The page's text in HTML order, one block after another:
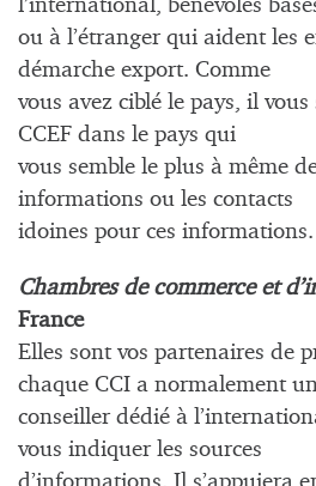
l’international, bénévoles
ou à l’étranger qui aident les
démarche export. Comme
vous avez ciblé le pays, il
CCEF dans le pays qui
vous semble le plus à même
informations ou les contacts
idoines pour ces informations.
Chambres de commerce et
France
Elles sont vos partenaires de
chaque CCI a normalement un
conseiller dédié à
vous indiquer les sources
d’informations. Il s’appuiera